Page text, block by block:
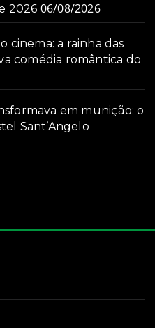
2026 06/08/2026
cinema: a rainha das
comédia romântica do
em munição: o
Sant’Angelo